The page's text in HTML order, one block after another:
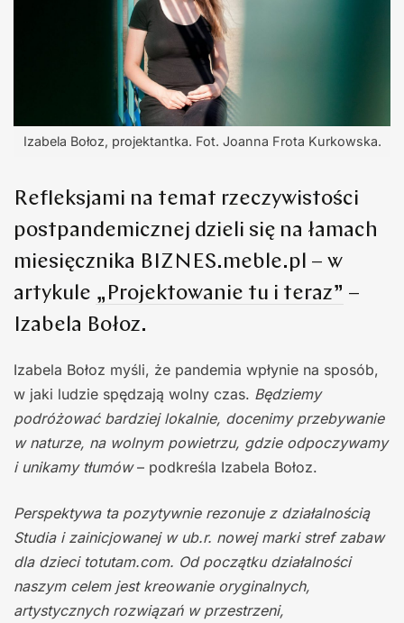
Izabela Bołoz, projektantka. Fot. Joanna Frota Kurkowska.
Refleksjami na temat rzeczywistości
postpandemicznej dzieli się na łamach
miesięcznika BIZNES.meble.pl – w
artykule „Projektowanie tu i teraz” –
Izabela Bołoz.
Izabela Bołoz myśli, że pandemia wpłynie na sposób,
w jaki ludzie spędzają wolny czas. Będziemy
podróżować bardziej lokalnie, docenimy przebywanie
w naturze, na wolnym powietrzu, gdzie odpoczywamy
i unikamy tłumów– podkreśla Izabela Bołoz.
Perspektywa ta pozytywnie rezonuje z działalnością
Studia i zainicjowanej w ub.r. nowej marki stref zabaw
dla dzieci totutam.com. Od początku działalności
naszym celem jest kreowanie oryginalnych,
artystycznych rozwiązań w przestrzeni,